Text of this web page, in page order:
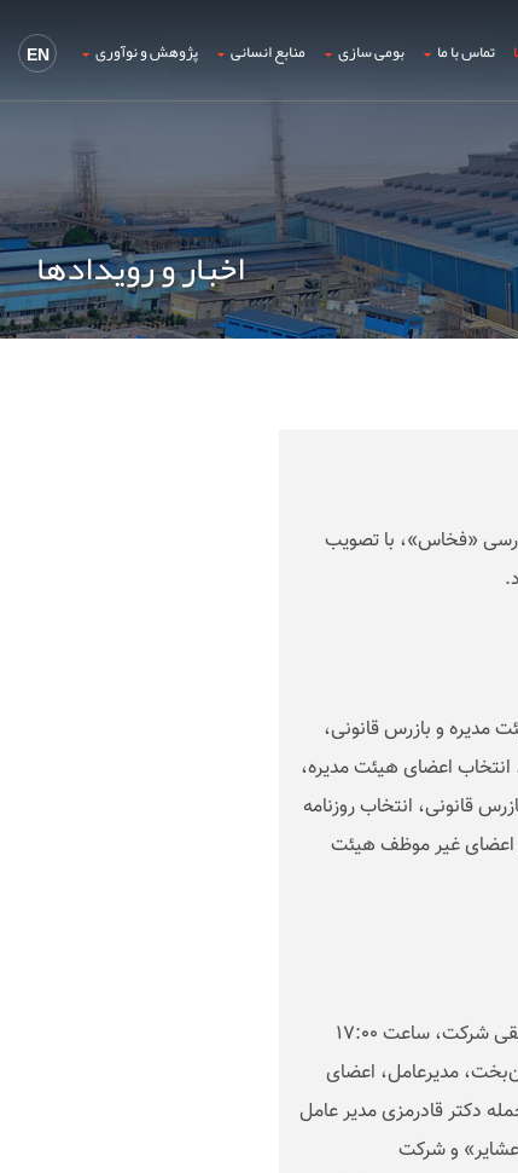
EN تماس با ما بومی سازی منابع انسانی پژوهش و نوآوری
اخبار و رویدادها
«فخاس»، با تصویب
.
و بازرس قانونی،
صورت‌های مالی سال منتهی به ۲۹ اسفندماه ۱۴۰۳، انتخاب اعضای هیئت مدیره،
قانونی، انتخاب روزنامه‌
اعضای غیر موظف هیئت
در این نشست که با حضور اکثریت سهامداران حقوقی و حقیقی شرکت، ساعت ۱۷:۰۰
جوان‌بخت، مدیرعامل، اعضای
دکتر قادرمزی مدیر عامل
عشایر» و شرکت